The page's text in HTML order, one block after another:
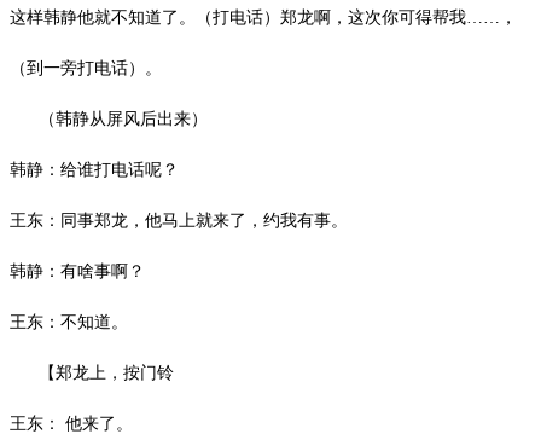
这样韩静他就不知道了。（打电话）郑龙啊，这次你可得帮我 ……，
（到一旁打电话）。
（韩静从屏风后出来）
韩静：给谁打电话呢？
王东：同事郑龙，他马上就来了，约我有事。
韩静：有啥事啊？
王东：不知道。
【郑龙上，按门铃
王东： 他来了。